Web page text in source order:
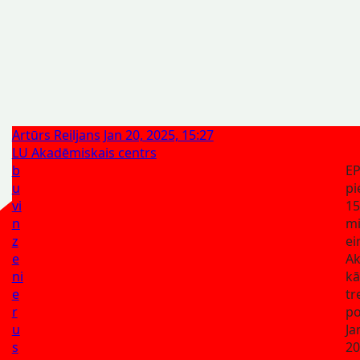
Artūrs Reiljans Jan 20, 2025, 15:27
LU Akadēmiskais centrs
b
u
vi
n
z
e
ni
e
r
u
s
15